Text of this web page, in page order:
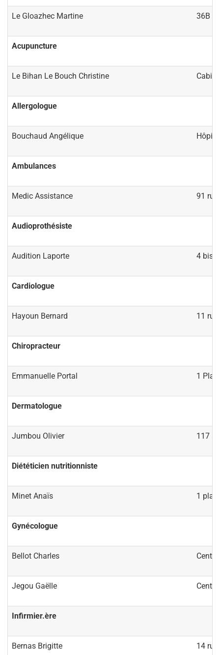
Le Gloazhec Martine 36B
Acupuncture
Le Bihan Le Bouch Christine
Allergologue
Bouchaud Angélique
Ambulances
Medic Assistance 91
Audioprothésiste
Audition Laporte 4 bis
Cardiologue
Hayoun Bernard 11
Chiropracteur
Emmanuelle Portal 1
Dermatologue
Jumbou Olivier 117
Diététicien nutritionniste
Minet Anaïs 1
Gynécologue
Bellot Charles
Jegou Gaëlle
Infirmier.ère
Bernas Brigitte 14